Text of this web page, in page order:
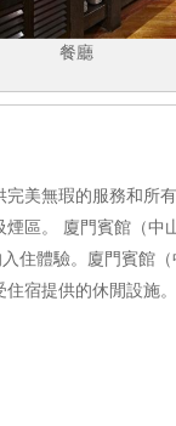
餐廳
美無瑕的服務和
區。 廈門賓館（
住體驗。廈門賓館
宿提供的休閒設